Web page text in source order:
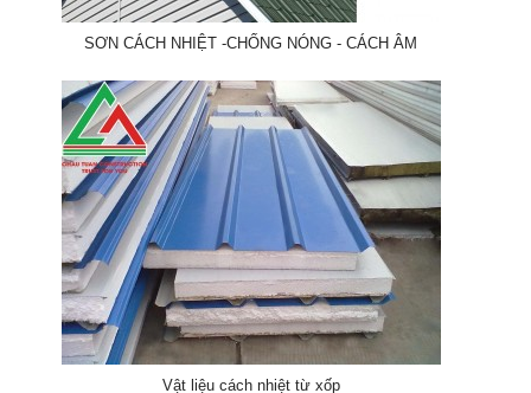
SƠN CÁCH NHIỆT -CHỐNG NÓNG - CÁCH ÂM
Vật liệu cách nhiệt từ xốp